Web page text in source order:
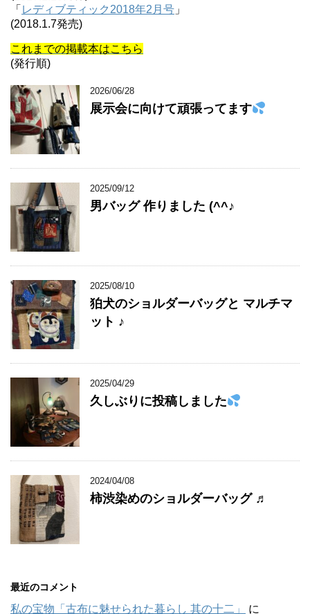
「 レディブティック2018年2月号 」
(2018.1.7発売)
これまでの掲載本はこちら
(発行順)
2026/06/28
展示会に向けて頑張ってます
2025/09/12
男バッグ 作りました (^^♪
2025/08/10
狛犬のショルダーバッグと マルチマ
ット ♪
2025/04/29
久しぶりに投稿しました
2024/04/08
柿渋染めのショルダーバッグ ♬
最近のコメント
私の宝物「古布に魅せられた暮らし 其の十二」 に